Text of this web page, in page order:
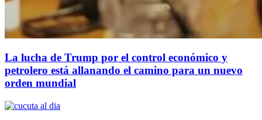
La lucha de Trump por el control económico y
petrolero está allanando el camino para un nuevo
orden mundial